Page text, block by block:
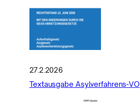
27.2.2026
Textausgabe Asylverfahrens-VO